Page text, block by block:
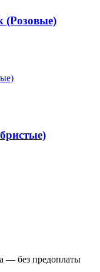
(Розовые)
— без предоплаты